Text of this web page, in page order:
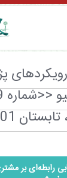
1401>>
رابطه‌ای بر